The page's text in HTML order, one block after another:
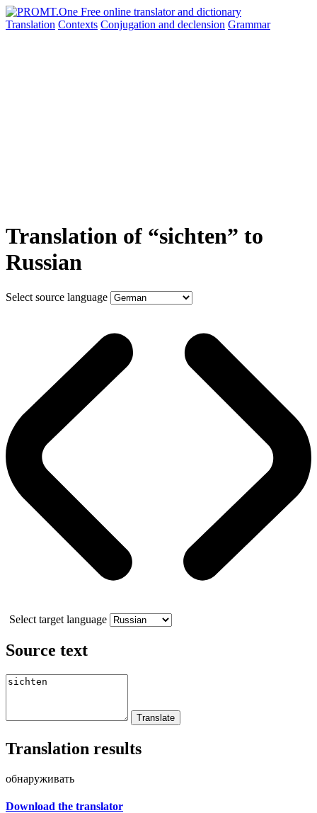
Translation Contexts Conjugation and declension Grammar
Translation of “sichten” to
Russian
Select source language
Select target language
Source text
Translation results
обнаруживать
Download the translator